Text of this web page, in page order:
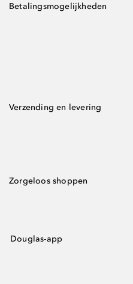
Betalingsmogelijkheden
Verzending en levering
Zorgeloos shoppen
Douglas-app